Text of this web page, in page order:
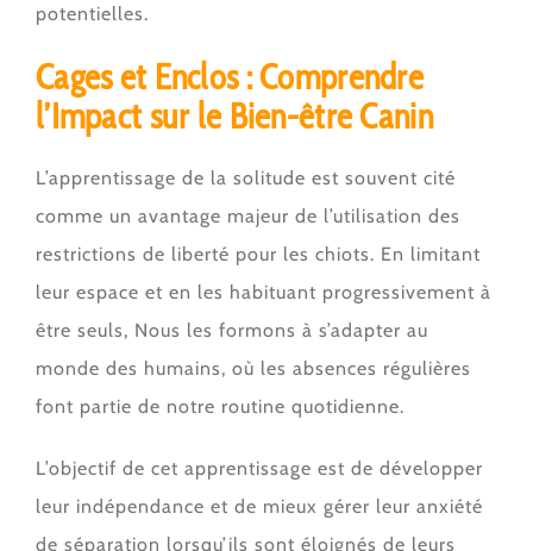
potentielles.
Cages et Enclos : Comprendre
l’Impact sur le Bien-être Canin
L’apprentissage de la solitude est souvent cité
comme un avantage majeur de l’utilisation des
restrictions de liberté pour les chiots. En limitant
leur espace et en les habituant progressivement à
être seuls, Nous les formons à s’adapter au
monde des humains, où les absences régulières
font partie de notre routine quotidienne.
L’objectif de cet apprentissage est de développer
leur indépendance et de mieux gérer leur anxiété
de séparation lorsqu’ils sont éloignés de leurs